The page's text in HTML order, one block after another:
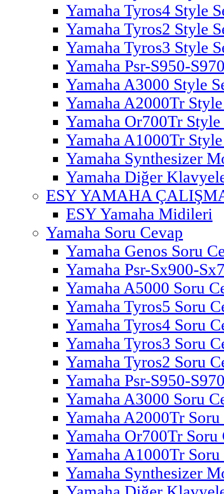
Yamaha Tyros4 Style
Yamaha Tyros2 Style
Yamaha Tyros3 Style
Yamaha Psr-S950-
Yamaha A3000 Style
Yamaha A2000Tr
Yamaha Or700Tr Style
Yamaha A1000Tr
Yamaha Synthesizer
Yamaha Diğer
ESY YAMAHA
ESY Yamaha Midileri
Yamaha Soru Cevap
Yamaha Genos Soru
Yamaha Psr-Sx900-
Yamaha A5000 Soru
Yamaha Tyros5 Soru
Yamaha Tyros4 Soru
Yamaha Tyros3 Soru
Yamaha Tyros2 Soru
Yamaha Psr-S950-
Yamaha A3000 Soru
Yamaha A2000Tr Soru
Yamaha Or700Tr Soru
Yamaha A1000Tr Soru
Yamaha Synthesizer